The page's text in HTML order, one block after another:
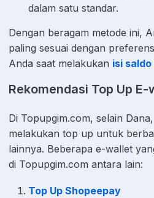
dalam satu standar.
Dengan beragam metode ini,
paling sesuai dengan
Anda saat melakukan isi saldo
Rekomendasi Top Up
Di Topupgim.com, selain
melakukan top up untuk
lainnya. Beberapa e-wallet
di Topupgim.com antara lain:
Top Up Shopeepay